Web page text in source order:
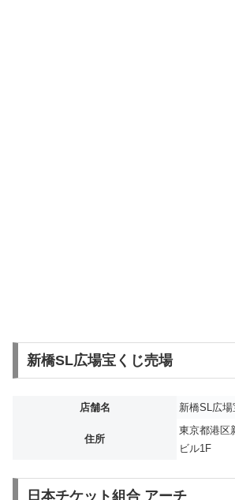
新橋SL広場宝くじ売場
店舗名 新橋SL広
住所
東京都港区
ビル1F
日本チケット組合 アーチ